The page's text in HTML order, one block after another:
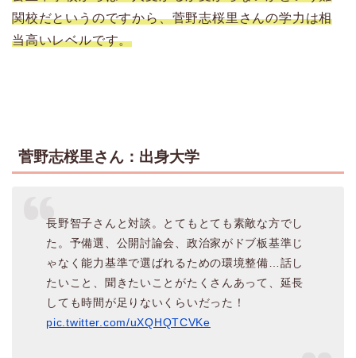
関校だというのですから、菅野志桜里さんの学力は相
当高いレベルです。
菅野志桜里さん：出身大学
長野智子さんと対談。とてもとても素敵な方でし
た。予備選、公開討論会、政治家がドブ板基準じ
ゃなく能力基準で選ばれるための環境整備…話し
たいこと、聞きたいことがたくさんあって、延長
しても時間が足りないくらいだった！
pic.twitter.com/uXQHQTCVKe